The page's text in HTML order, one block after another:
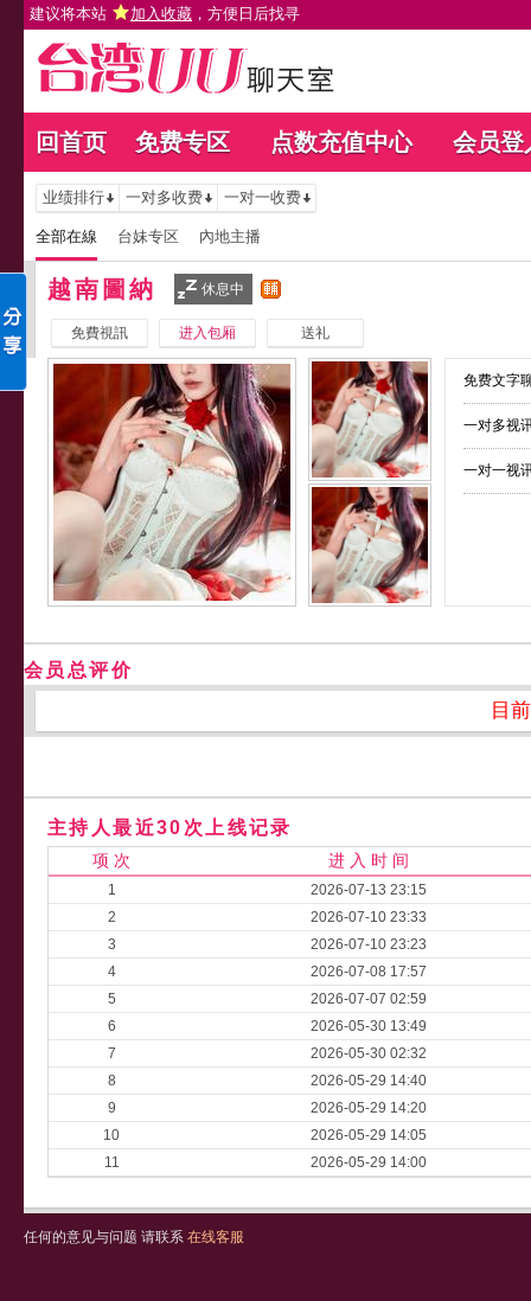
建议将本站 加入收藏 ，方便日后找寻
回首页 免费专区 点数充值中心 会员登
业绩排行 一对多收费 一对一收费
全部在線 台妹专区 內地主播
越南圖納 休息中
免費視訊 进入包厢 送礼
免费文字
一对多视
一对一视
会员总评价
目
主持人最近30次上线记录
项 次 进 入 时 间
1
2026-07-13 23:15
2
2026-07-10 23:33
3
2026-07-10 23:23
4
2026-07-08 17:57
5
2026-07-07 02:59
6
2026-05-30 13:49
7
2026-05-30 02:32
8
2026-05-29 14:40
9
2026-05-29 14:20
10
2026-05-29 14:05
11
2026-05-29 14:00
任何的意见与问题 请联系 在线客服